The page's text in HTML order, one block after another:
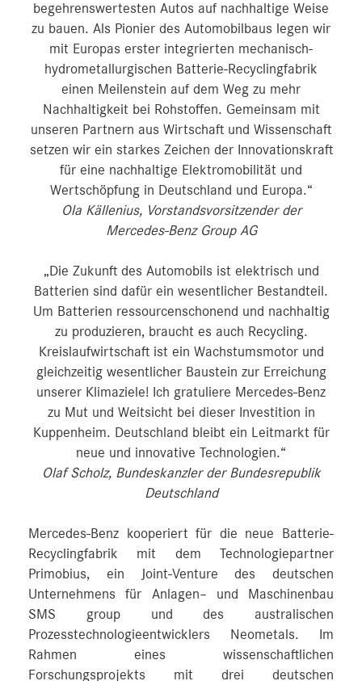
begehrenswertesten Autos auf nachhaltige Weise
zu bauen. Als Pionier des Automobilbaus legen wir
mit Europas erster integrierten mechanisch-
hydrometallurgischen Batterie-Recyclingfabrik
einen Meilenstein auf dem Weg zu mehr
Nachhaltigkeit bei Rohstoffen. Gemeinsam mit
unseren Partnern aus Wirtschaft und Wissenschaft
setzen wir ein starkes Zeichen der Innovationskraft
für eine nachhaltige Elektromobilität und
Wertschöpfung in Deutschland und Europa.“
Ola Källenius, Vorstandsvorsitzender der
Mercedes-Benz Group AG
„Die Zukunft des Automobils ist elektrisch und
Batterien sind dafür ein wesentlicher Bestandteil.
Um Batterien ressourcenschonend und nachhaltig
zu produzieren, braucht es auch Recycling.
Kreislaufwirtschaft ist ein Wachstumsmotor und
gleichzeitig wesentlicher Baustein zur Erreichung
unserer Klimaziele! Ich gratuliere Mercedes-Benz
zu Mut und Weitsicht bei dieser Investition in
Kuppenheim. Deutschland bleibt ein Leitmarkt für
neue und innovative Technologien.“
Olaf Scholz, Bundeskanzler der Bundesrepublik
Deutschland
Mercedes-Benz kooperiert für die neue Batterie-
Recyclingfabrik mit dem Technologiepartner
Primobius, ein Joint-Venture des deutschen
Unternehmens für Anlagen– und Maschinenbau
SMS group und des australischen
Prozesstechnologieentwicklers Neometals. Im
Rahmen eines wissenschaftlichen
Forschungsprojekts mit drei deutschen